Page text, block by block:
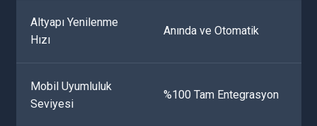
Altyapı Yenilenme
Hızı
Anında ve Otomatik
Mobil Uyumluluk
Seviyesi
%100 Tam Entegrasyon